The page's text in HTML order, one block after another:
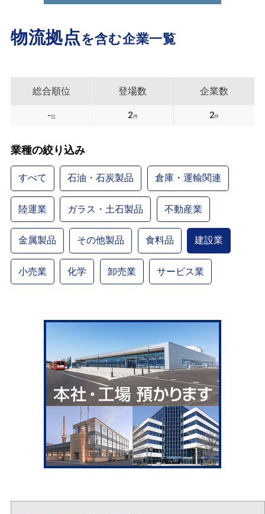
物流拠点を含む企業一覧
総合順位
-位
登場数
2件
企業数
2件
業種の絞り込み
すべて 石油・石炭製品 倉庫・運輸関連
陸運業 ガラス・土石製品 不動産業
金属製品 その他製品 食料品 建設業
小売業 化学 卸売業 サービス業